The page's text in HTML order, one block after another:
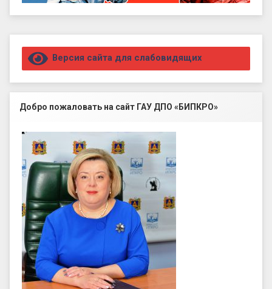
Правый сайдбар
Версия сайта для слабовидящих
Добро пожаловать на сайт ГАУ ДПО «БИПКРО»